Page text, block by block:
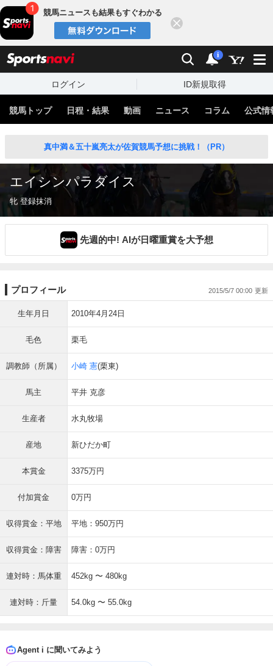
競馬ニュースも結果もすぐわかる
検索 通知
i
ログイン ID新規取得
競馬トップ 日程・結果 動画 ニュース コラム 公式情
真中満＆五十嵐亮太が佐賀競馬予想に挑戦！（PR）
エイシンパラダイス
牝 登録抹消
先週的中! AIが日曜重賞を大予想
プロフィール 2015/5/7 00:00
生年月日 2010年4月24日
毛色 栗毛
調教師（所属） 小崎 憲(栗東)
馬主 平井 克彦
生産者 水丸牧場
産地 新ひだか町
本賞金 3375万円
付加賞金 0万円
収得賞金：平地 平地：950万円
収得賞金：障害 障害：0万円
連対時：馬体重 452kg 〜 480kg
連対時：斤量 54.0kg 〜 55.0kg
Agent i に聞いてみよう